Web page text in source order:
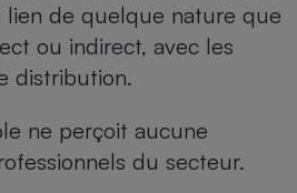
lien de quelque nature que
ou indirect, avec les
distribution.
ne perçoit aucune
du secteur.